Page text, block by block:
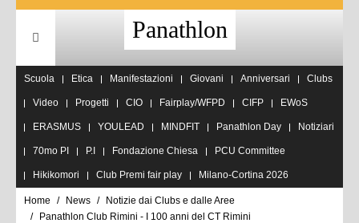
Panathlon
Scuola Etica Manifestazioni Giovani Anniversari Clubs
Video Progetti CIO Fairplay/WFPD CIFP EWoS
ERASMUS YOULEAD MINDFIT Panathlon Day Notiziari
70mo PI P.I Fondazione Chiesa PCU Committee
Hikikomori Club Premi fair play Milano-Cortina 2026
Home News
Notizie dai Clubs e dalle Aree
Panathlon Club Rimini - I 100 anni del CT Rimini